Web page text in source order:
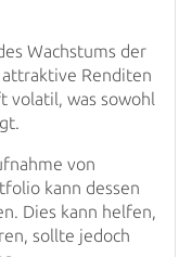
Wachstums der
Renditen
volatil, was sowohl
von
kann dessen
Dies kann helfen,
sollte jedoch